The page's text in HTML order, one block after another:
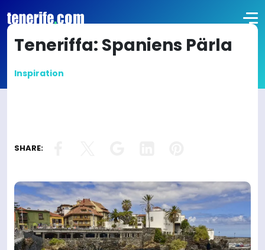
Teneriffa: Spaniens Pärla
Inspiration
SHARE: